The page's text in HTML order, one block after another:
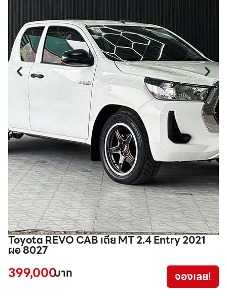
Toyota REVO CAB เตี้ย MT 2.4 Entry 2021
ผอ 8027
399,000บาท จองเลย!